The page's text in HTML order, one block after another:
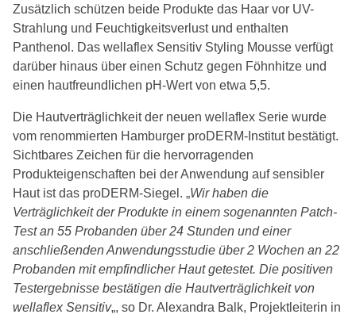
Zusätzlich schützen beide Produkte das Haar vor UV-
Strahlung und Feuchtigkeitsverlust und enthalten
Panthenol. Das wellaflex Sensitiv Styling Mousse verfügt
darüber hinaus über einen Schutz gegen Föhnhitze und
einen hautfreundlichen pH-Wert von etwa 5,5.
Die Hautverträglichkeit der neuen wellaflex Serie wurde
vom renommierten Hamburger proDERM-Institut bestätigt.
Sichtbares Zeichen für die hervorragenden
Produkteigenschaften bei der Anwendung auf sensibler
Haut ist das proDERM-Siegel. „Wir haben die
Verträglichkeit der Produkte in einem sogenannten Patch-
Test an 55 Probanden über 24 Stunden und einer
anschließenden Anwendungsstudie über 2 Wochen an 22
Probanden mit empfindlicher Haut getestet. Die positiven
Testergebnisse bestätigen die Hautverträglichkeit von
wellaflex Sensitiv„, so Dr. Alexandra Balk, Projektleiterin in